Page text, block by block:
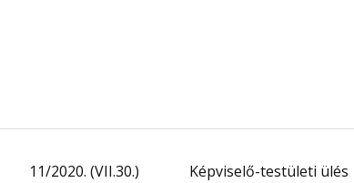
11/2020. (VII.30.)
Képviselő-testületi ülés